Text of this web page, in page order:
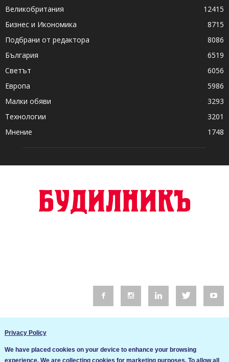
Великобритания
12415
Бизнес и Икономика
8715
Подбрани от редактора
8086
България
6519
Светът
6056
Европа
5986
Малки обяви
3293
Технологии
3201
Мнение
1748
Privacy Policy
We have placed cookies on your device to enhance your browsing
experience. We are collecting cookies for marketing purposes. To allow all